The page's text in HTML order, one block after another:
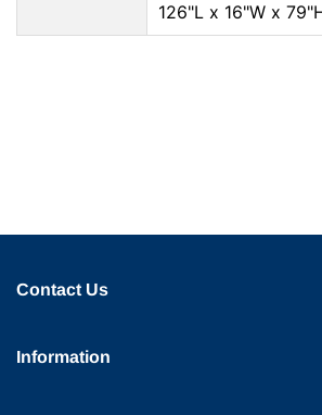
126"L x 16"W x
Contact Us
Information